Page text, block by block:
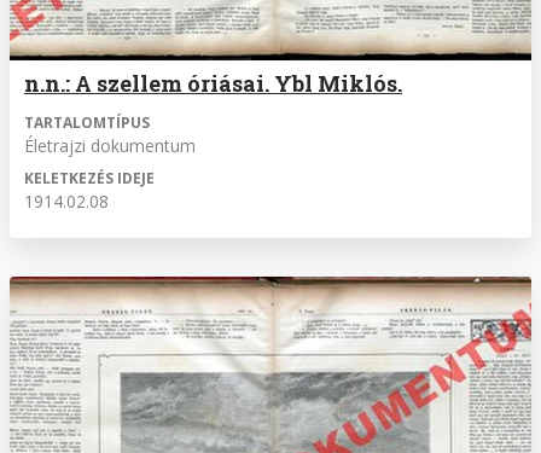
n.n.: A szellem óriásai. Ybl Miklós.
TARTALOMTÍPUS
Életrajzi dokumentum
KELETKEZÉS IDEJE
1914.02.08